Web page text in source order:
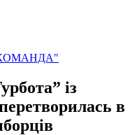
КОМАНДА"
із
в